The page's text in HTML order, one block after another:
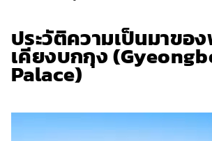
ประวัติความเป็นมาของ
เคียงบกกุง
Palace)